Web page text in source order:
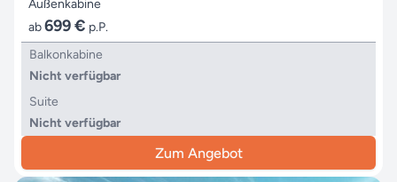
Außenkabine
ab699 € p.P.
Balkonkabine
Nicht verfügbar
Suite
Nicht verfügbar
Zum Angebot